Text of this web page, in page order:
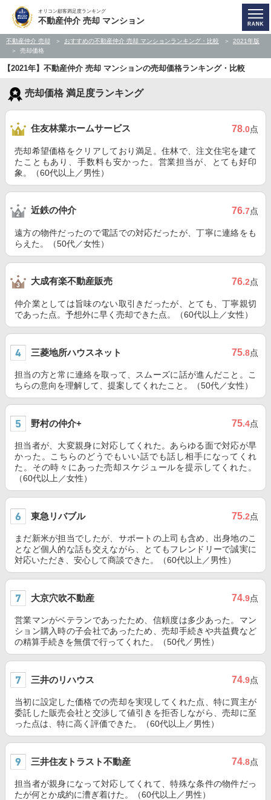
オリコン顧客満足度ランキング
不動産仲介 売却 マンション
不動産仲介 売却 おすすめの不動産仲介 売却 マンションランキング・比較
2021年版
売却価格
【2021年】不動産仲介 売却 マンションの売却価格ランキング・比較
売却価格 満足度ランキング
住友林業ホームサービス 78.0点
売却希望価格をクリアしており満足。住林で、注文住宅を建て
たこともあり、手数料も安かった。営業担当が、とても好印
象。（60代以上／男性）
近鉄の仲介 76.7点
遠方の物件だったので電話での対応だったが、丁寧に連絡をも
らえた。（50代／女性）
大成有楽不動産販売 76.2点
仲介業としては旨味のない取引きだったが、とても、丁寧親切
であった点。予想外に早く売却できた点。（60代以上／女性）
三菱地所ハウスネット 75.8点
担当の方と常に連絡を取って、スムーズに話が進んだこと。こ
ちらの意向を理解して、提案してくれたこと。（50代／女性）
野村の仲介+ 75.4点
担当者が、大変親身に対応してくれた。あらゆる面で対応が早
かった。こちらのどうでもいい話でも話し相手になってくれ
た。その時々にあった売却スケジュールを提示してくれた。
（60代以上／女性）
東急リバブル 75.2点
まだ新米が担当でしたが、サポートの上司も含め、出身地のこ
となど個人的な話も交えながら、とてもフレンドリーで誠実に
対応いただき、安心して商談できた。（60代以上／男性）
大京穴吹不動産 74.9点
営業マンがベテランであったため、信頼度は多少あった。マン
ション購入時の子会社であったため、売却手続きや共益費など
の精算手続きを無償で行ってくれた。（50代／男性）
三井のリハウス 74.9点
当初に設定した価格での売却を実現してくれた点、特に買主が
委託した販売会社と交渉して値引きを拒否しながら、売却に至
った点は、特に高く評価できた。（60代以上／男性）
三井住友トラスト不動産 74.8点
担当者が親身になって対応してくれて、特殊な条件の物件だっ
たが何とか成約に漕ぎ着けた。（60代以上／男性）